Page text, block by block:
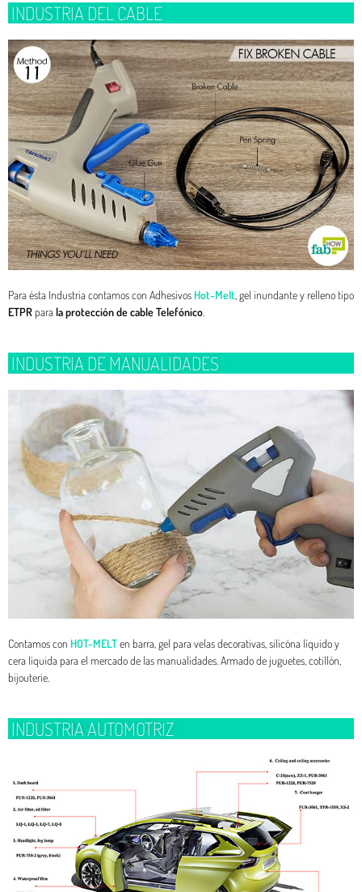
INDUSTRIA DEL CABLE
Para ésta Industria contamos con Adhesivos Hot-Melt , gel inundante y relleno tipo
ETPR parala protección de cable Telefónico
INDUSTRIA DE MANUALIDADES
Contamos con HOT-MELTen barra, gel para velas decorativas, silicóna líquido y
cera líquida para el mercado de las manualidades. Armado de juguetes, cotillón,
bijouterie.
INDUSTRIA AUTOMOTRIZ